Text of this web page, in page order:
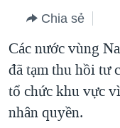
chính
điều
hướng
chính
Đi
BLOG
DIỄN ĐÀN
MỤC
TỰ DO BÁO CHÍ
CHUYÊN ĐỀ
Chia sẻ
Các nước vùng
đã tạm thu hồi tư
tổ chức khu vực
nhân quyền.